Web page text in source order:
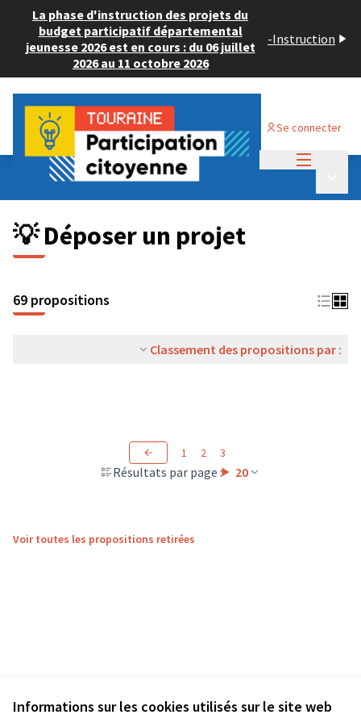
Informations sur les cookies utilisés sur le site web
La phase d'instruction des projets du
budget participatif départemental
jeunesse 2026 est en cours : du 06 juillet
2026 au 11 octobre 2026
-Instruction
Se connecter
Budget Participatif ADULTE 2024
💡 Déposer un projet
💡 Déposer un projet
69 propositions
Classement des propositions par :
Résultats par page : 20
1 2 3
Voir toutes les propositions retirées